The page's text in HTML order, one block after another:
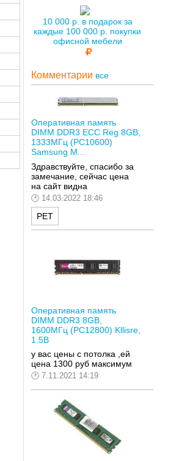
10 000 р. в подарок за
каждые 100 000 р. покупки
офисной мебели
Комментарии все
Оперативная память
DIMM DDR3 ECC Reg 8GB,
1333МГц (PC10600)
Samsung M...
Здравствуйте, спасибо за
замечание, сейчас цена
на сайт видна
14.03.2022 18:46
РЕТ
Оперативная память
DIMM DDR3 8GB,
1600МГц (PC12800) Kllisre,
1.5В
у вас цены с потолка ,ей
цена 1300 руб максимум
7.11.2021 14:19